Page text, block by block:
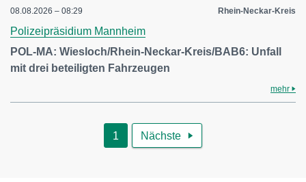
08.08.2026 – 08:29 Rhein-Neckar-Kreis
Polizeipräsidium Mannheim
POL-MA: Wiesloch/Rhein-Neckar-Kreis/BAB6: Unfall
mit drei beteiligten Fahrzeugen
mehr
1 Nächste 